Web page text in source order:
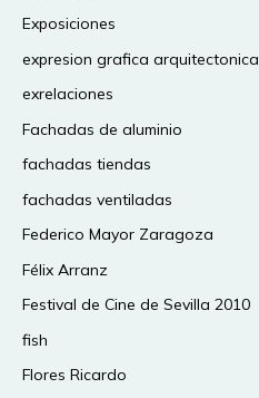
Exposiciones
expresion grafica arquitectonica
exrelaciones
Fachadas de aluminio
fachadas tiendas
fachadas ventiladas
Federico Mayor Zaragoza
Félix Arranz
Festival de Cine de Sevilla 2010
fish
Flores Ricardo